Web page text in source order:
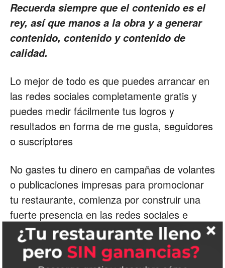
Recuerda siempre que el contenido es el
rey, así que manos a la obra y a generar
contenido, contenido y contenido de
calidad.
Lo mejor de todo es que puedes arrancar en
las redes sociales completamente gratis y
puedes medir fácilmente tus logros y
resultados en forma de me gusta, seguidores
o suscriptores
No gastes tu dinero en campañas de volantes
o publicaciones impresas para promocionar
tu restaurante, comienza por construir una
fuerte presencia en las redes sociales e
invierte poco a poco en los anuncios pagado
que ofrecen Facebook e Instagram y mide
tus resultados.